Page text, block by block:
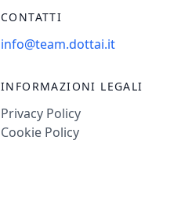
CONTATTI
info@team.dottai.it
INFORMAZIONI LEGALI
Privacy Policy
Cookie Policy